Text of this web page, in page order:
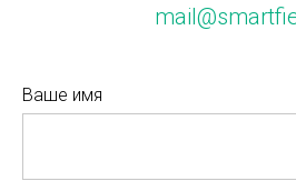
Ваше имя